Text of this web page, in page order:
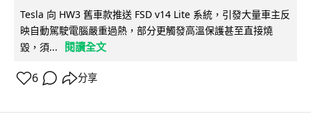
Tesla 向 HW3 舊車款推送 FSD v14 Lite 系統，引發大量車主反
映自動駕駛電腦嚴重過熱，部分更觸發高溫保護甚至直接燒
毀，須...
閱讀全文
6 分享